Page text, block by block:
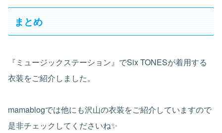
まとめ
『ミュージックステーション』でSix TONESが着用する
衣装をご紹介しました。
mamablogでは他にも沢山の衣装をご紹介していますので
是非チェックしてくださいね✨